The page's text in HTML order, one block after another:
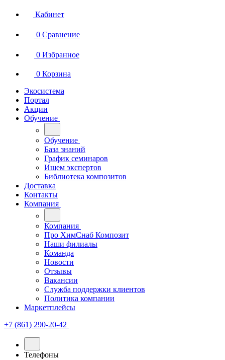
Кабинет
0 Сравнение
0 Избранное
0 Корзина
Экосистема
Портал
Акции
Обучение
Обучение
База знаний
График семинаров
Ищем экспертов
Библиотека композитов
Доставка
Контакты
Компания
Компания
Про ХимСнаб Композит
Наши филиалы
Команда
Новости
Отзывы
Вакансии
Служба поддержки клиентов
Политика компании
Маркетплейсы
+7 (861) 290-20-42
Телефоны